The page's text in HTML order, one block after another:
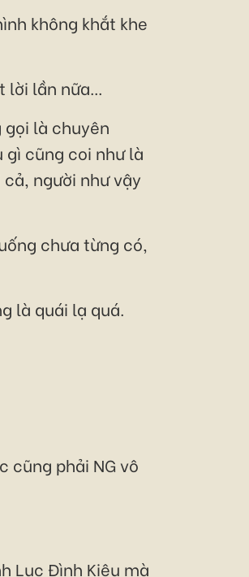
không khắt khe
lời lần nữa...
gọi là chuyên
cũng coi như là
người như vậy
chưa từng có,
là quái lạ quá.
cũng phải NG vô
Lục Đình Kiêu mà